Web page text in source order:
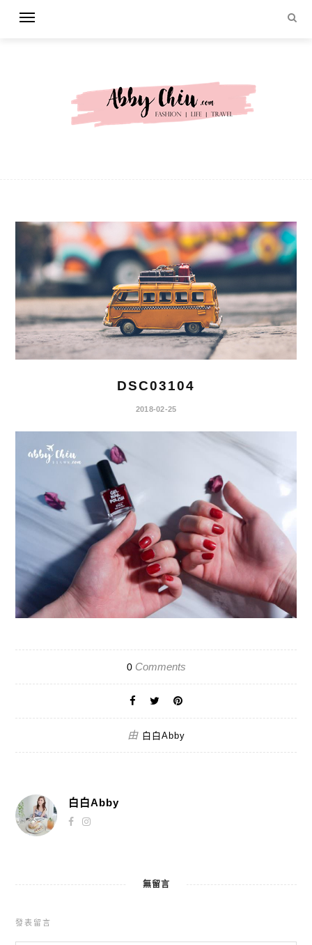
DSC03104
2018-02-25
0Comments
由 白白Abby
白白Abby
無留言
發表留言